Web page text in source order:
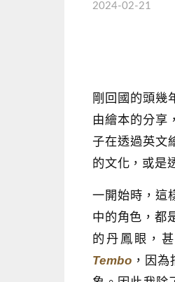
2024-02-21
剛回國的頭幾
由繪本的分享
子在透過英文
的文化，或是
一開始時，這
中的角色，都
的丹鳳眼，
Tembo ，因